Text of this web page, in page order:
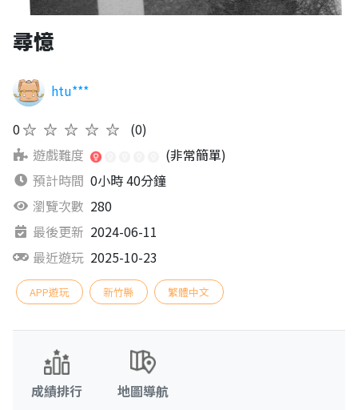
尋憶
htu***
0★★★★★
(0)
遊戲難度
(非常簡單)
預計時間 0小時 40分鐘
瀏覽次數 280
最後更新 2024-06-11
最近遊玩 2025-10-23
APP遊玩 新竹縣 繁體中文
成績排行 地圖導航